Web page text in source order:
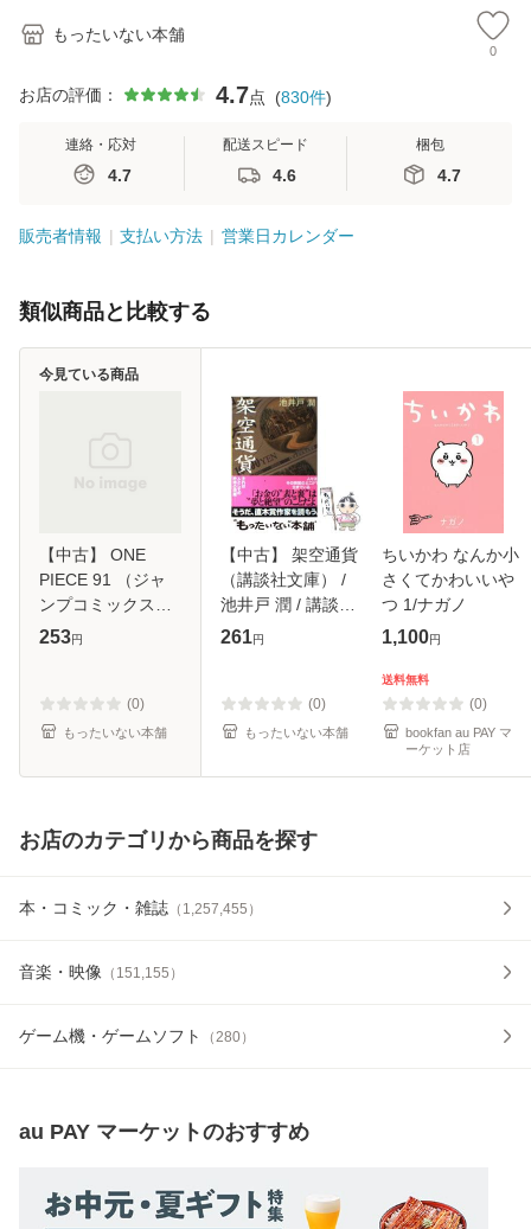
もったいない本舗
0
お店の評価： 4.7点 (830件)
連絡・応対
4.7
配送スピード
4.6
梱包
4.7
販売者情報 支払い方法 営業日カレンダー
類似商品と比較する
【中古】 ONE
PIECE 91 （ジャ
ンプコミックス） /
尾田 栄一郎 / 集英
253円
(0)
もったいない本舗
今見ている商品
【中古】 架空通貨
（講談社文庫） /
池井戸 潤 / 講談社
[文庫]【メール便送
261円
(0)
もったいない本舗
ちいかわ なんか小
さくてかわいいや
つ 1/ナガノ
1,100円
送料無料
(0)
bookfan au PAY マ
ーケット店
お店のカテゴリから商品を探す
本・コミック・雑誌 （ 1,257,455 ）
音楽・映像 （ 151,155 ）
ゲーム機・ゲームソフト （280）
au PAY マーケットのおすすめ